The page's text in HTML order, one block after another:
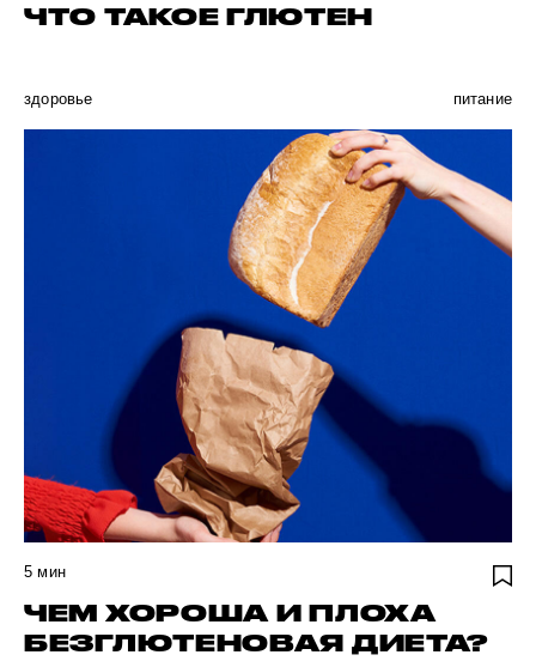
ЧТО ТАКОЕ ГЛЮТЕН
здоровье питание
5 мин
ЧЕМ ХОРОША И ПЛОХА
БЕЗГЛЮТЕНОВАЯ ДИЕТА?